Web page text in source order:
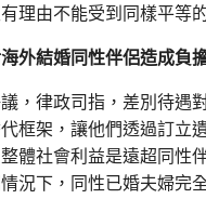
理由不能受到同樣平等
外結婚同性伴侶造成負
，律政司指，差別待遇
框架，讓他們透過訂立
體社會利益是遠超同性
況下，同性已婚夫婦完